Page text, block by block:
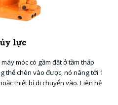
lực
móc có gầm đặt ở tầm thấp
thể chèn vào được, nó nâng tới 1
thiết bị di chuyển vào. Liên hệ